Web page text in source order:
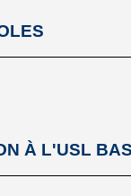
À L'USL